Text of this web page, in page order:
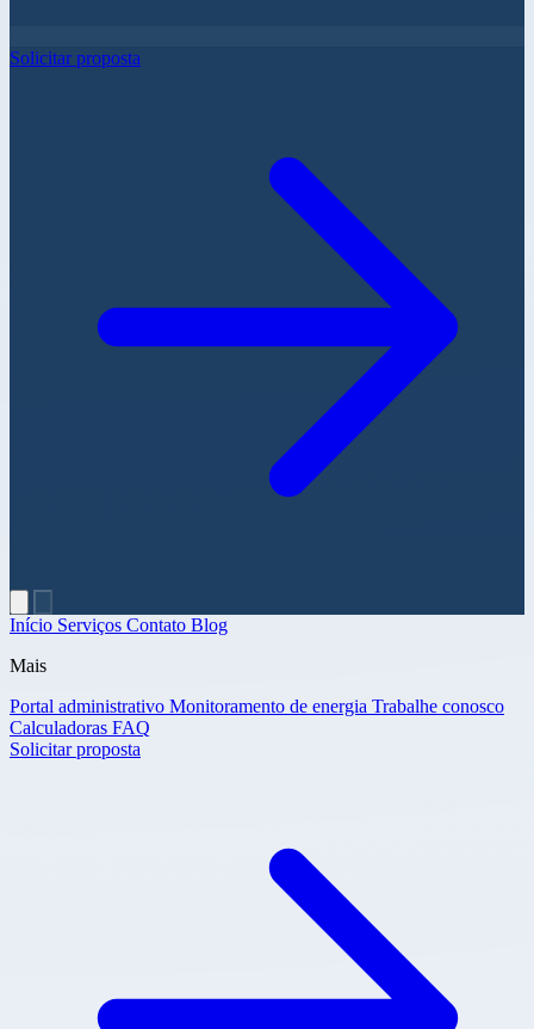
Solicitar proposta
Início Serviços Contato Blog
Mais
Portal administrativo Monitoramento de energia Trabalhe conosco
Calculadoras FAQ
Solicitar proposta